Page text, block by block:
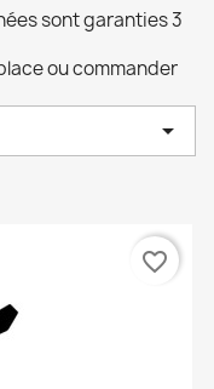
sont garanties 3
ou commander

favorite_border